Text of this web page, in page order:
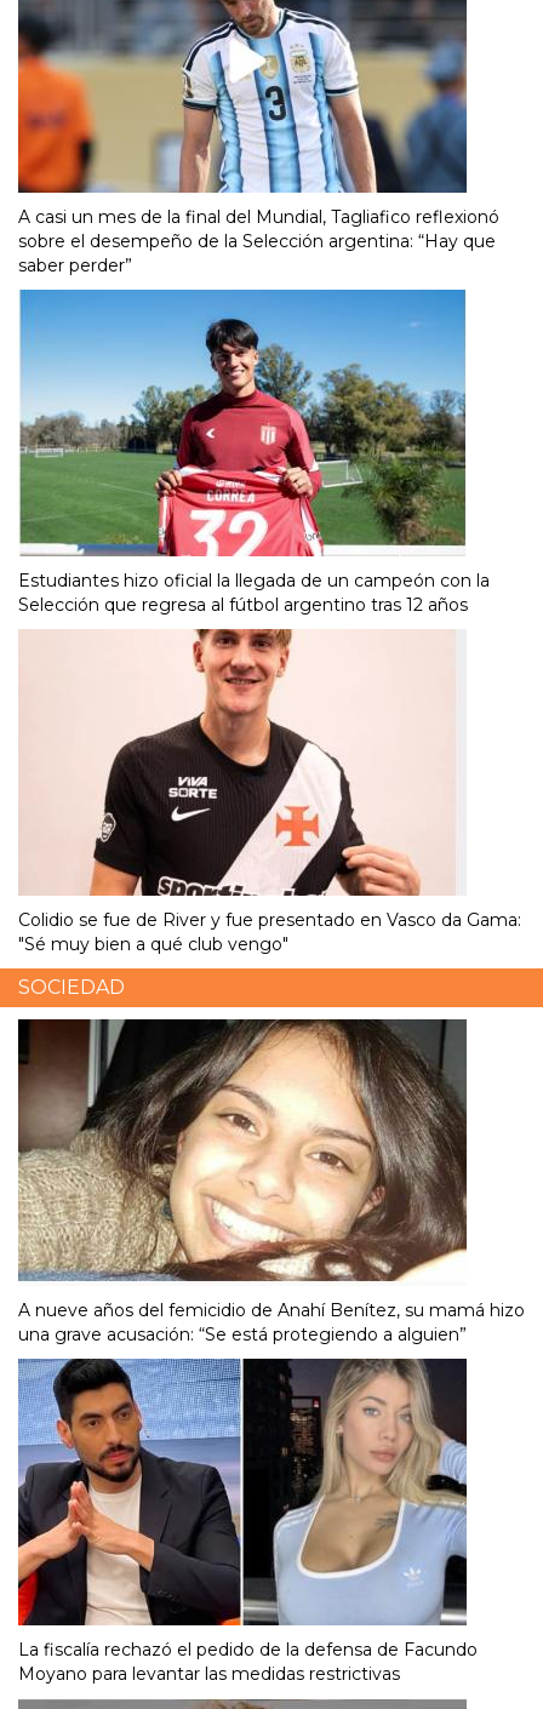
A casi un mes de la final del Mundial, Tagliafico reflexionó
sobre el desempeño de la Selección argentina: “Hay que
saber perder”
Estudiantes hizo oficial la llegada de un campeón con la
Selección que regresa al fútbol argentino tras 12 años
Colidio se fue de River y fue presentado en Vasco da Gama:
"Sé muy bien a qué club vengo"
SOCIEDAD
A nueve años del femicidio de Anahí Benítez, su mamá hizo
una grave acusación: “Se está protegiendo a alguien”
La fiscalía rechazó el pedido de la defensa de Facundo
Moyano para levantar las medidas restrictivas